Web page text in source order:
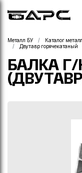
Металл БУ Каталог
Двутавр горячекатаный
БАЛКА